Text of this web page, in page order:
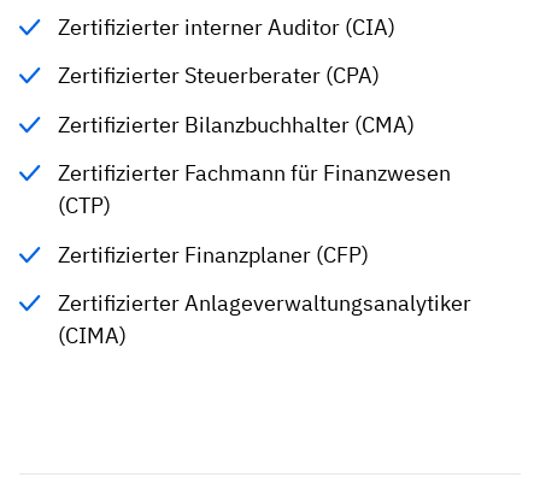
Zertifizierter interner Auditor (CIA)
Zertifizierter Steuerberater (CPA)
Zertifizierter Bilanzbuchhalter (CMA)
Zertifizierter Fachmann für Finanzwesen
(CTP)
Zertifizierter Finanzplaner (CFP)
Zertifizierter Anlageverwaltungsanalytiker
(CIMA)